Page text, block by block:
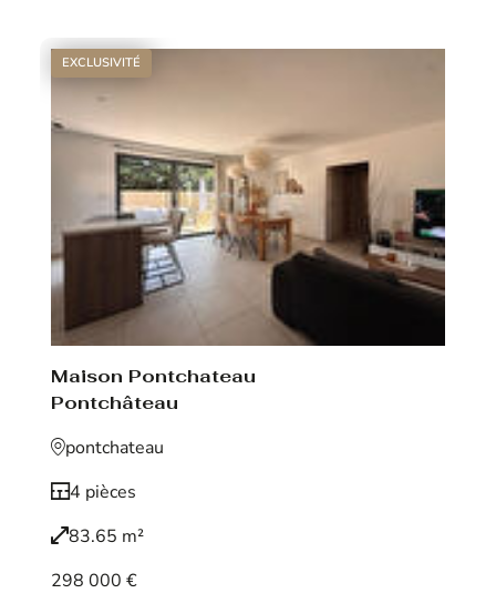
EXCLUSIVITÉ
Maison Pontchateau
Pontchâteau
pontchateau
4 pièces
83.65 m²
298 000 €